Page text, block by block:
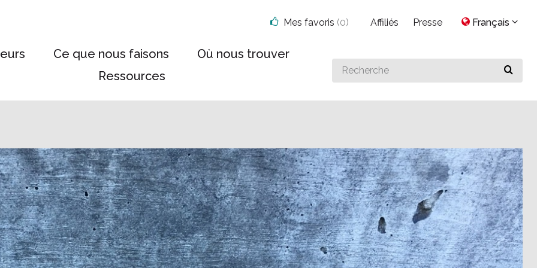
Ce que nous faisons
Où nous trouver
Ressources
Search
for
Mes favoris (0) Affiliés Presse Français